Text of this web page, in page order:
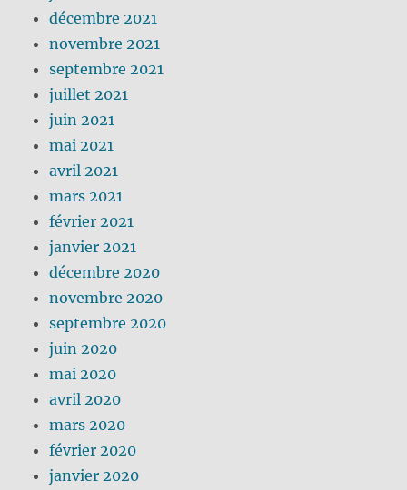
décembre 2021
novembre 2021
septembre 2021
juillet 2021
juin 2021
mai 2021
avril 2021
mars 2021
février 2021
janvier 2021
décembre 2020
novembre 2020
septembre 2020
juin 2020
mai 2020
avril 2020
mars 2020
février 2020
janvier 2020